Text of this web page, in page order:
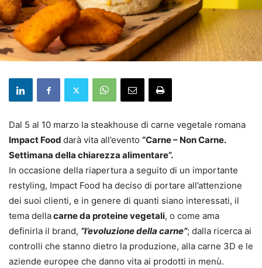
Dal 5 al 10 marzo la steakhouse di carne vegetale romana
Impact Food darà vita all’evento “Carne – Non Carne.
Settimana della chiarezza alimentare”.
In occasione della riapertura a seguito di un importante
restyling, Impact Food ha deciso di portare all’attenzione
dei suoi clienti, e in genere di quanti siano interessati, il
tema dellacarne da proteine vegetali, o come ama
definirla il brand, “l’evoluzione della carne”; dalla ricerca ai
controlli che stanno dietro la produzione, alla carne 3D e le
aziende europee che danno vita ai prodotti in menù.